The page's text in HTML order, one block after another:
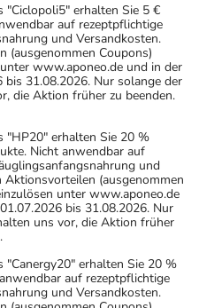
"Ciclopoli5" erhalten Sie 5 €
auf rezeptpflichtige
und Versandkosten.
(ausgenommen Coupons)
www.aponeo.de und in der
31.08.2026. Nur solange der
die Aktion früher zu beenden.
"HP20" erhalten Sie 20 %
Nicht anwendbar auf
und
(ausgenommen
unter www.aponeo.de
bis 31.08.2026. Nur
uns vor, die Aktion früher
"Canergy20" erhalten Sie 20 %
auf rezeptpflichtige
und Versandkosten.